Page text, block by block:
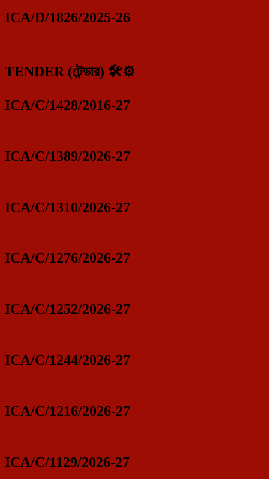
ICA/D/1826/2025-26
TENDER (টেন্ডার) 🛠️⚙️
ICA/C/1428/2016-27
ICA/C/1389/2026-27
ICA/C/1310/2026-27
ICA/C/1276/2026-27
ICA/C/1252/2026-27
ICA/C/1244/2026-27
ICA/C/1216/2026-27
ICA/C/1129/2026-27